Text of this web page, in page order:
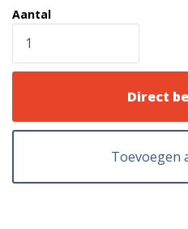
Aantal
Direct
Toevoegen